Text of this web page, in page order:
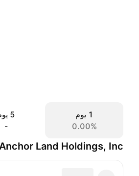
‎‎1‎ يوم
0.00%
‎‎5‎ يوم
-
Land Holdings, Inc.